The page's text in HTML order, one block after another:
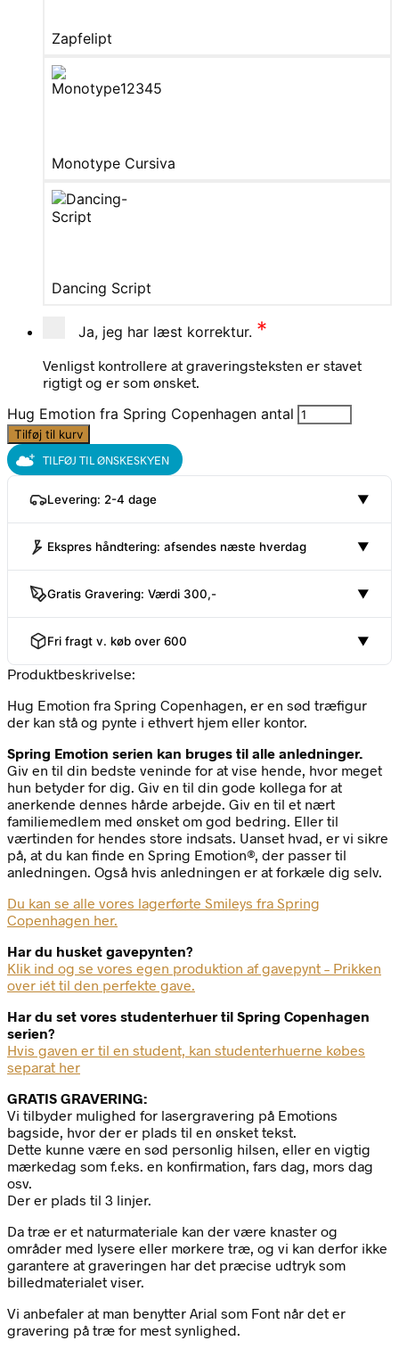
Zapfelipt
Monotype Cursiva
Dancing Script
Ja, jeg har læst korrektur. *
Venligst kontrollere at graveringsteksten er stavet
rigtigt og er som ønsket.
Hug Emotion fra Spring Copenhagen antal
Tilføj til kurv
TILFØJ TIL ØNSKESKYEN
Levering: 2-4 dage ▼
Ekspres håndtering: afsendes næste hverdag ▼
Gratis Gravering: Værdi 300,- ▼
Fri fragt v. køb over 600 ▼
Produktbeskrivelse:
Hug Emotion fra Spring Copenhagen, er en sød træfigur
der kan stå og pynte i ethvert hjem eller kontor.
Spring Emotion serien kan bruges til alle anledninger.
Giv en til din bedste veninde for at vise hende, hvor meget
hun betyder for dig. Giv en til din gode kollega for at
anerkende dennes hårde arbejde. Giv en til et nært
familiemedlem med ønsket om god bedring. Eller til
værtinden for hendes store indsats. Uanset hvad, er vi sikre
på, at du kan finde en Spring Emotion®, der passer til
anledningen. Også hvis anledningen er at forkæle dig selv.
Du kan se alle vores lagerførte Smileys fra Spring
Copenhagen her.
Har du husket gavepynten?
Klik ind og se vores egen produktion af gavepynt – Prikken
over iét til den perfekte gave.
Har du set vores studenterhuer til Spring Copenhagen
serien?
Hvis gaven er til en student, kan studenterhuerne købes
separat her
GRATIS GRAVERING:
Vi tilbyder mulighed for lasergravering på Emotions
bagside, hvor der er plads til en ønsket tekst.
Dette kunne være en sød personlig hilsen, eller en vigtig
mærkedag som f.eks. en konfirmation, fars dag, mors dag
osv.
Der er plads til 3 linjer.
Da træ er et naturmateriale kan der være knaster og
områder med lysere eller mørkere træ, og vi kan derfor ikke
garantere at graveringen har det præcise udtryk som
billedmaterialet viser.
Vi anbefaler at man benytter Arial som Font når det er
gravering på træ for mest synlighed.